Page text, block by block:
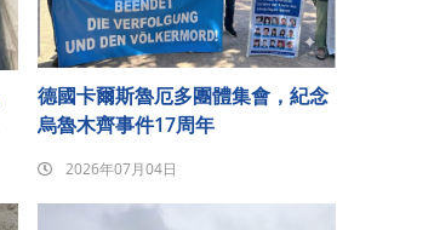
德國卡爾斯魯厄多團體集會，紀念
烏魯木齊事件17周年
2026年07月04日